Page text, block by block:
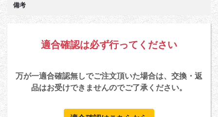
備考
適合確認は必ず行ってください
万が一適合確認無しでご注文頂いた場合は、交換・返
品はお受けできませんのでご了承ください。